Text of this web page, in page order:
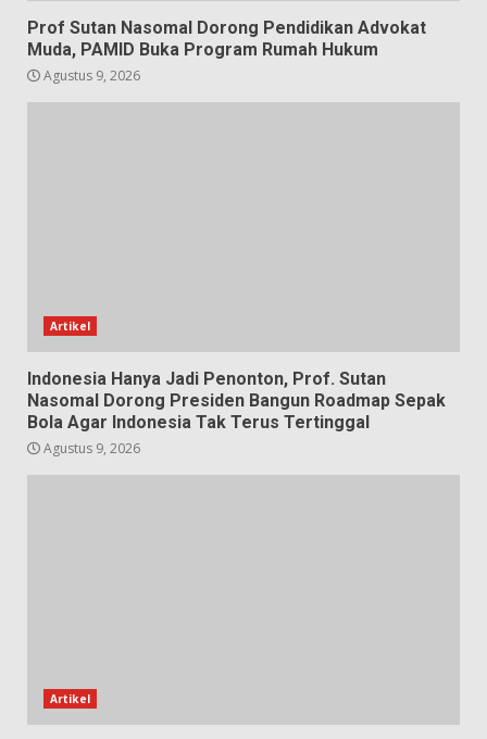
Prof Sutan Nasomal Dorong Pendidikan Advokat
Muda, PAMID Buka Program Rumah Hukum
Agustus 9, 2026
Artikel
Indonesia Hanya Jadi Penonton, Prof. Sutan
Nasomal Dorong Presiden Bangun Roadmap Sepak
Bola Agar Indonesia Tak Terus Tertinggal
Agustus 9, 2026
Artikel